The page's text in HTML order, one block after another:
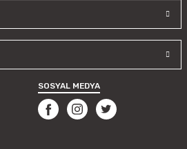
SOSYAL MEDYA